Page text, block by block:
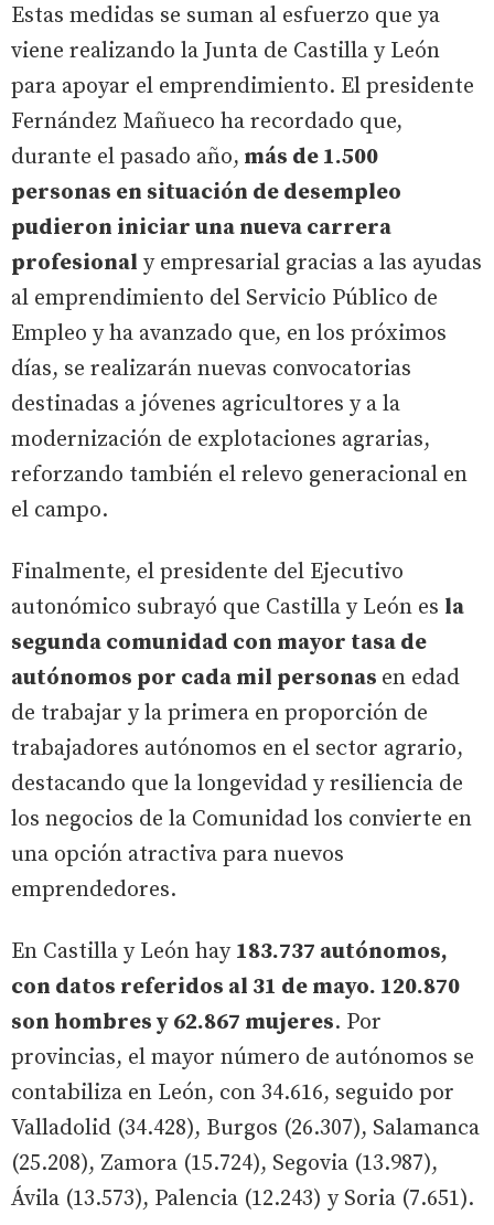
Estas medidas se suman al esfuerzo que ya
viene realizando la Junta de Castilla y León
para apoyar el emprendimiento. El presidente
Fernández Mañueco ha recordado que,
durante el pasado año, más de 1.500
personas en situación de desempleo
pudieron iniciar una nueva carrera
profesional y empresarial gracias a las ayudas
al emprendimiento del Servicio Público de
Empleo y ha avanzado que, en los próximos
días, se realizarán nuevas convocatorias
destinadas a jóvenes agricultores y a la
modernización de explotaciones agrarias,
reforzando también el relevo generacional en
el campo.
Finalmente, el presidente del Ejecutivo
autonómico subrayó que Castilla y León es la
segunda comunidad con mayor tasa de
autónomos por cada mil personas en edad
de trabajar y la primera en proporción de
trabajadores autónomos en el sector agrario,
destacando que la longevidad y resiliencia de
los negocios de la Comunidad los convierte en
una opción atractiva para nuevos
emprendedores.
En Castilla y León hay 183.737 autónomos,
con datos referidos al 31 de mayo. 120.870
son hombres y 62.867 mujeres. Por
provincias, el mayor número de autónomos se
contabiliza en León, con 34.616, seguido por
Valladolid (34.428), Burgos (26.307), Salamanca
(25.208), Zamora (15.724), Segovia (13.987),
Ávila (13.573), Palencia (12.243) y Soria (7.651).